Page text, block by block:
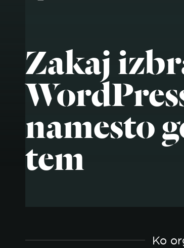
Zakaj
namesto
tem
Ko